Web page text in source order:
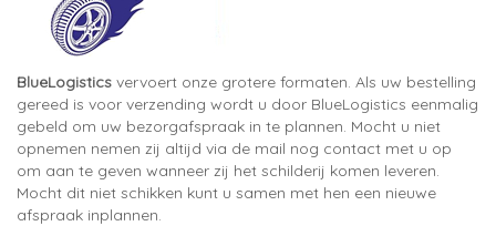
BlueLogistics vervoert onze grotere formaten. Als uw bestelling
gereed is voor verzending wordt u door BlueLogistics eenmalig
gebeld om uw bezorgafspraak in te plannen. Mocht u niet
opnemen nemen zij altijd via de mail nog contact met u op
om aan te geven wanneer zij het schilderij komen leveren.
Mocht dit niet schikken kunt u samen met hen een nieuwe
afspraak inplannen.